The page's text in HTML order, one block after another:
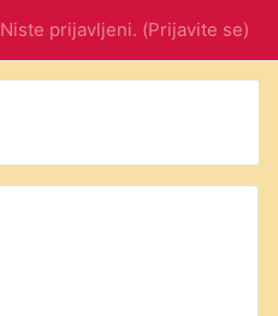
Niste prijavljeni. (Prijavite se)